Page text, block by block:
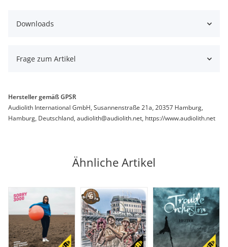
Downloads
Frage zum Artikel
Hersteller gemäß GPSR
Audiolith International GmbH, Susannenstraße 21a, 20357 Hamburg,
Hamburg, Deutschland, audiolith@audiolith.net, https://www.audiolith.net
Ähnliche Artikel